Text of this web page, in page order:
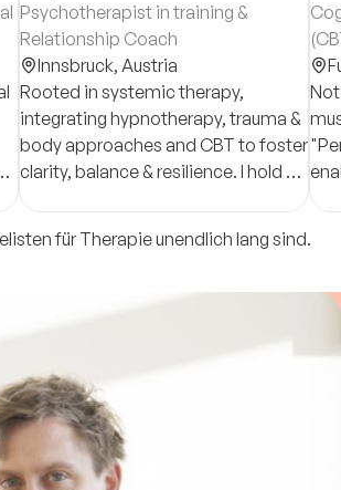
Psychotherapist in training &
Relationship Coach
Innsbruck, Austria
Rooted in systemic therapy,
integrating hypnotherapy, trauma &
body approaches and CBT to foster
clarity, balance & resilience. I hold a
MSc. German: Psychotherapeutin
für Therapie unendlich lang sind.